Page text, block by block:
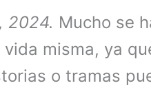
2024. Mucho se
misma, ya
o tramas